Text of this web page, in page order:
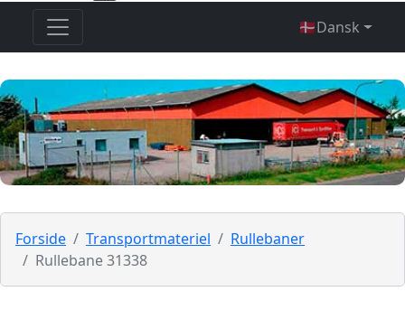
🇩🇰Dansk
Forside Transportmateriel
Rullebaner
Rullebane 31338